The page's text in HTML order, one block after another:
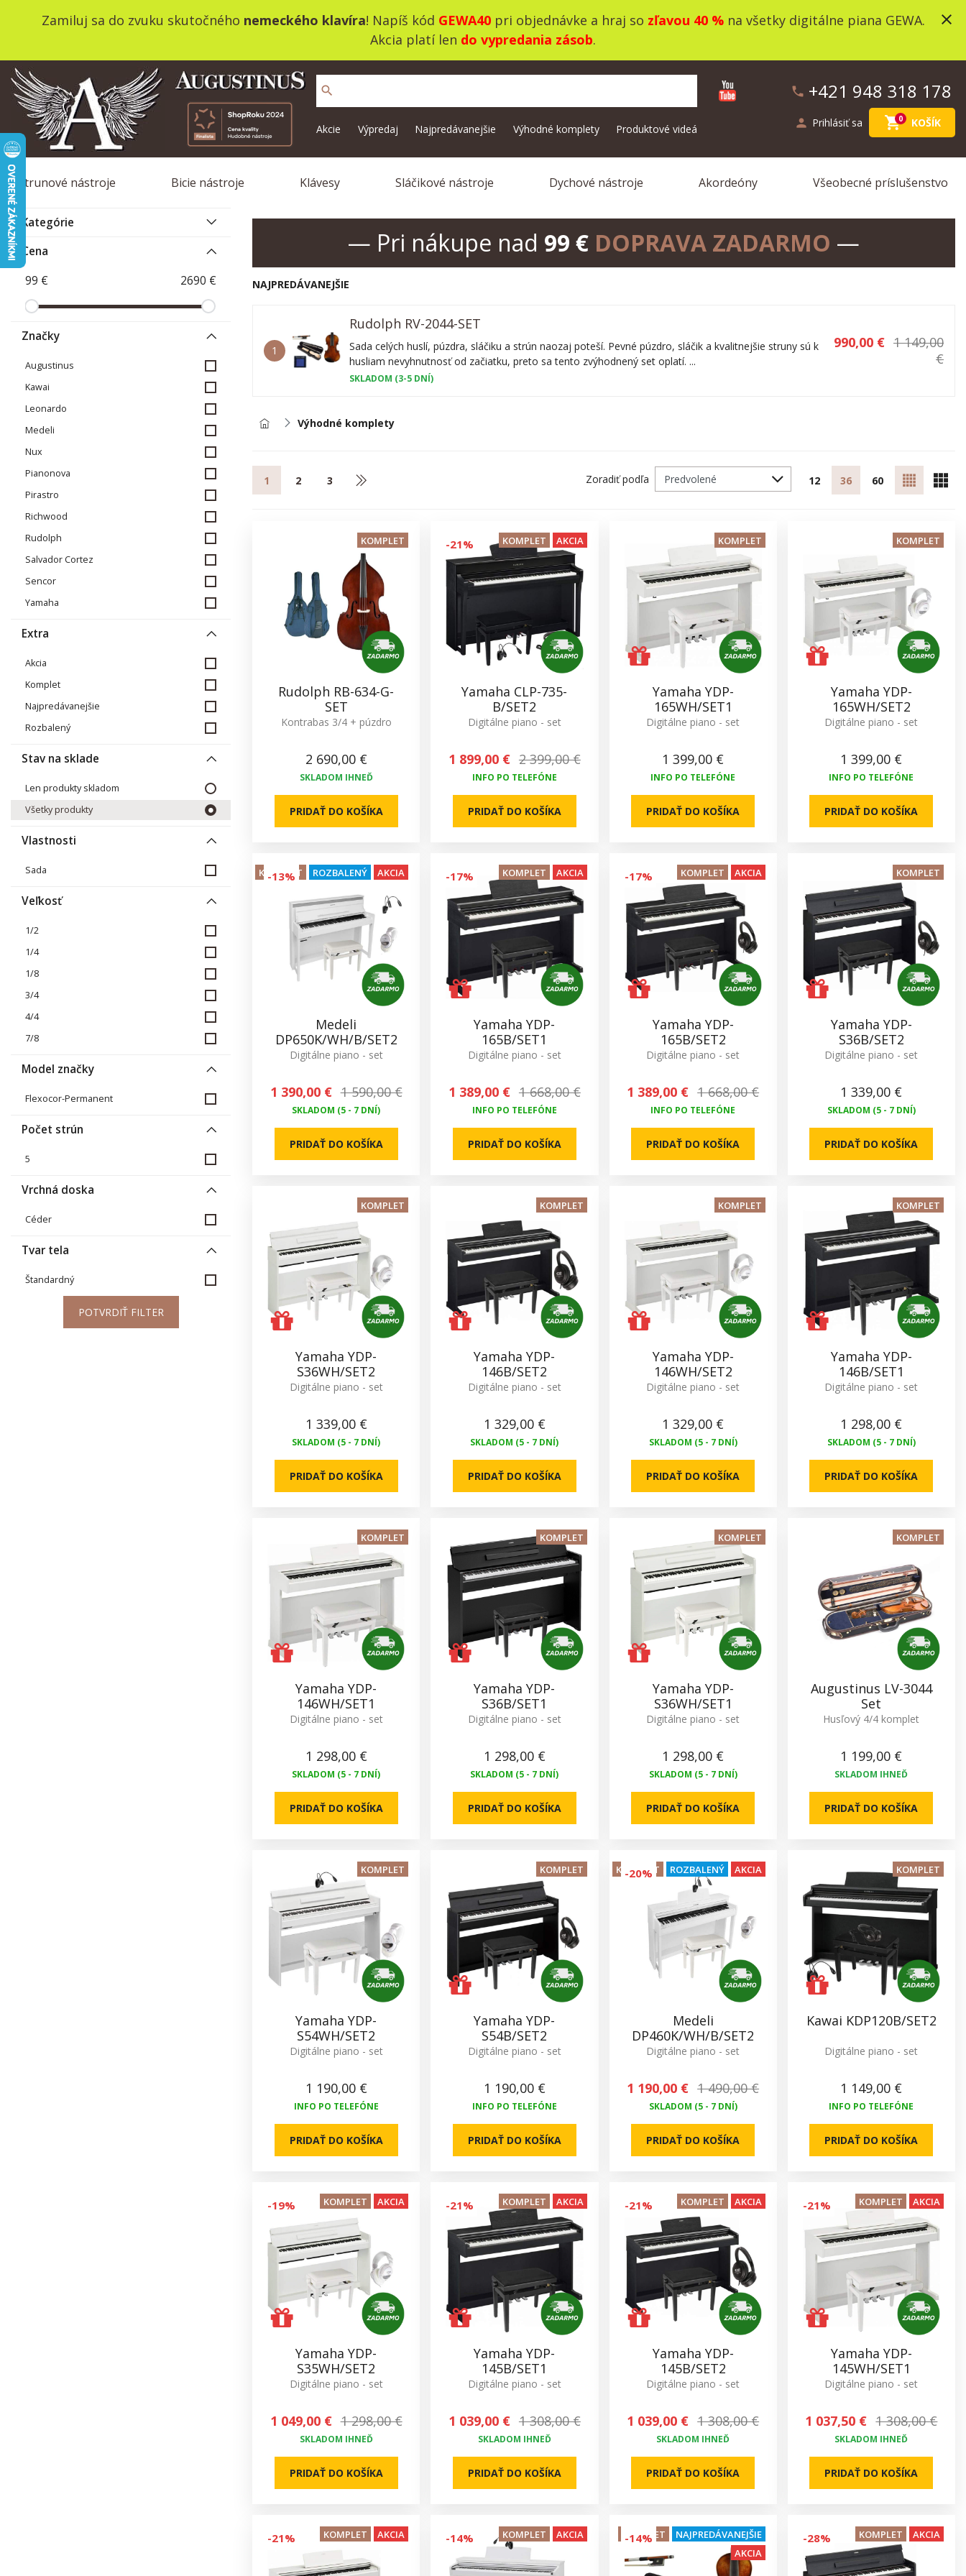
Zamiluj sa do zvuku skutočného nemeckého klavíra! Napíš kód GEWA40pri objednávke a hraj so zľavou 40 %na všetky digitálne piana GEWA.
Akcia platí len do vypredania zásob.
close
phone +421 948 318 178
person Prihlásiť sa shopping_cart0 KOŠÍK
search
Akcie Výpredaj Najpredávanejšie Výhodné komplety Produktové videá
Strunové nástroje Bicie nástroje Klávesy Sláčikové nástroje Dychové nástroje Akordeóny Všeobecné príslušenstvo
Kategórie
Cena
Značky
Augustinus
Kawai
Leonardo
Medeli
Nux
Pianonova
Pirastro
Richwood
Rudolph
Salvador Cortez
Sencor
Yamaha
Extra
Akcia
Komplet
Najpredávanejšie
Rozbalený
Stav na sklade
Len produkty skladom
Všetky produkty
Vlastnosti
Sada
Veľkosť
1/2
1/4
1/8
3/4
4/4
7/8
Model značky
Flexocor-Permanent
Počet strún
5
Vrchná doska
Céder
Tvar tela
Štandardný
POTVRDIŤ FILTER
— Pri nákupe nad 99 € DOPRAVA ZADARMO —
NAJPREDÁVANEJŠIE
1
Rudolph RV-2044-SET
Sada celých huslí, púzdra, sláčiku a strún naozaj poteší. Pevné púzdro, sláčik a kvalitnejšie struny sú k
husliam nevyhnutnosť od začiatku, preto sa tento zvýhodnený set oplatí. ...
SKLADOM (3-5 DNÍ)
990,00 € 1 149,00
€
Výhodné komplety
Zoradiť podľa 12 36 60
1 2 3
KOMPLET
Rudolph RB-634-G-
SET
Kontrabas 3/4 + púzdro
2 690,00 €
SKLADOM IHNEĎ
PRIDAŤ DO KOŠÍKA
-21% KOMPLET AKCIA
Yamaha CLP-735-
B/SET2
Digitálne piano - set
1 899,00 € 2 399,00 €
INFO PO TELEFÓNE
PRIDAŤ DO KOŠÍKA
KOMPLET
Yamaha YDP-
165WH/SET1
Digitálne piano - set
1 399,00 €
INFO PO TELEFÓNE
PRIDAŤ DO KOŠÍKA
KOMPLET
Yamaha YDP-
165WH/SET2
Digitálne piano - set
1 399,00 €
INFO PO TELEFÓNE
PRIDAŤ DO KOŠÍKA
-13%
KOMPLET ROZBALENÝ AKCIA
Medeli
DP650K/WH/B/SET2
Digitálne piano - set
1 390,00 € 1 590,00 €
SKLADOM (5 - 7 DNÍ)
PRIDAŤ DO KOŠÍKA
-17% KOMPLET AKCIA
Yamaha YDP-
165B/SET1
Digitálne piano - set
1 389,00 € 1 668,00 €
INFO PO TELEFÓNE
PRIDAŤ DO KOŠÍKA
-17% KOMPLET AKCIA
Yamaha YDP-
165B/SET2
Digitálne piano - set
1 389,00 € 1 668,00 €
INFO PO TELEFÓNE
PRIDAŤ DO KOŠÍKA
KOMPLET
Yamaha YDP-
S36B/SET2
Digitálne piano - set
1 339,00 €
SKLADOM (5 - 7 DNÍ)
PRIDAŤ DO KOŠÍKA
KOMPLET
Yamaha YDP-
S36WH/SET2
Digitálne piano - set
1 339,00 €
SKLADOM (5 - 7 DNÍ)
PRIDAŤ DO KOŠÍKA
KOMPLET
Yamaha YDP-
146B/SET2
Digitálne piano - set
1 329,00 €
SKLADOM (5 - 7 DNÍ)
PRIDAŤ DO KOŠÍKA
KOMPLET
Yamaha YDP-
146WH/SET2
Digitálne piano - set
1 329,00 €
SKLADOM (5 - 7 DNÍ)
PRIDAŤ DO KOŠÍKA
KOMPLET
Yamaha YDP-
146B/SET1
Digitálne piano - set
1 298,00 €
SKLADOM (5 - 7 DNÍ)
PRIDAŤ DO KOŠÍKA
KOMPLET
Yamaha YDP-
146WH/SET1
Digitálne piano - set
1 298,00 €
SKLADOM (5 - 7 DNÍ)
PRIDAŤ DO KOŠÍKA
KOMPLET
Yamaha YDP-
S36B/SET1
Digitálne piano - set
1 298,00 €
SKLADOM (5 - 7 DNÍ)
PRIDAŤ DO KOŠÍKA
KOMPLET
Yamaha YDP-
S36WH/SET1
Digitálne piano - set
1 298,00 €
SKLADOM (5 - 7 DNÍ)
PRIDAŤ DO KOŠÍKA
KOMPLET
Augustinus LV-3044
Set
Husľový 4/4 komplet
1 199,00 €
SKLADOM IHNEĎ
PRIDAŤ DO KOŠÍKA
KOMPLET
Yamaha YDP-
S54WH/SET2
Digitálne piano - set
1 190,00 €
INFO PO TELEFÓNE
PRIDAŤ DO KOŠÍKA
KOMPLET
Yamaha YDP-
S54B/SET2
Digitálne piano - set
1 190,00 €
INFO PO TELEFÓNE
PRIDAŤ DO KOŠÍKA
-20%
KOMPLET ROZBALENÝ AKCIA
Medeli
DP460K/WH/B/SET2
Digitálne piano - set
1 190,00 € 1 490,00 €
SKLADOM (5 - 7 DNÍ)
PRIDAŤ DO KOŠÍKA
KOMPLET
Kawai KDP120B/SET2
Digitálne piano - set
1 149,00 €
INFO PO TELEFÓNE
PRIDAŤ DO KOŠÍKA
-19% KOMPLET AKCIA
Yamaha YDP-
S35WH/SET2
Digitálne piano - set
1 049,00 € 1 298,00 €
SKLADOM IHNEĎ
PRIDAŤ DO KOŠÍKA
-21% KOMPLET AKCIA
Yamaha YDP-
145B/SET1
Digitálne piano - set
1 039,00 € 1 308,00 €
SKLADOM IHNEĎ
PRIDAŤ DO KOŠÍKA
-21% KOMPLET AKCIA
Yamaha YDP-
145B/SET2
Digitálne piano - set
1 039,00 € 1 308,00 €
SKLADOM IHNEĎ
PRIDAŤ DO KOŠÍKA
-21% KOMPLET AKCIA
Yamaha YDP-
145WH/SET1
Digitálne piano - set
1 037,50 € 1 308,00 €
SKLADOM IHNEĎ
PRIDAŤ DO KOŠÍKA
-21% KOMPLET AKCIA -14% KOMPLET AKCIA -14%
KOMPLET
NAJPREDÁVANEJŠIE
AKCIA
-28% KOMPLET AKCIA